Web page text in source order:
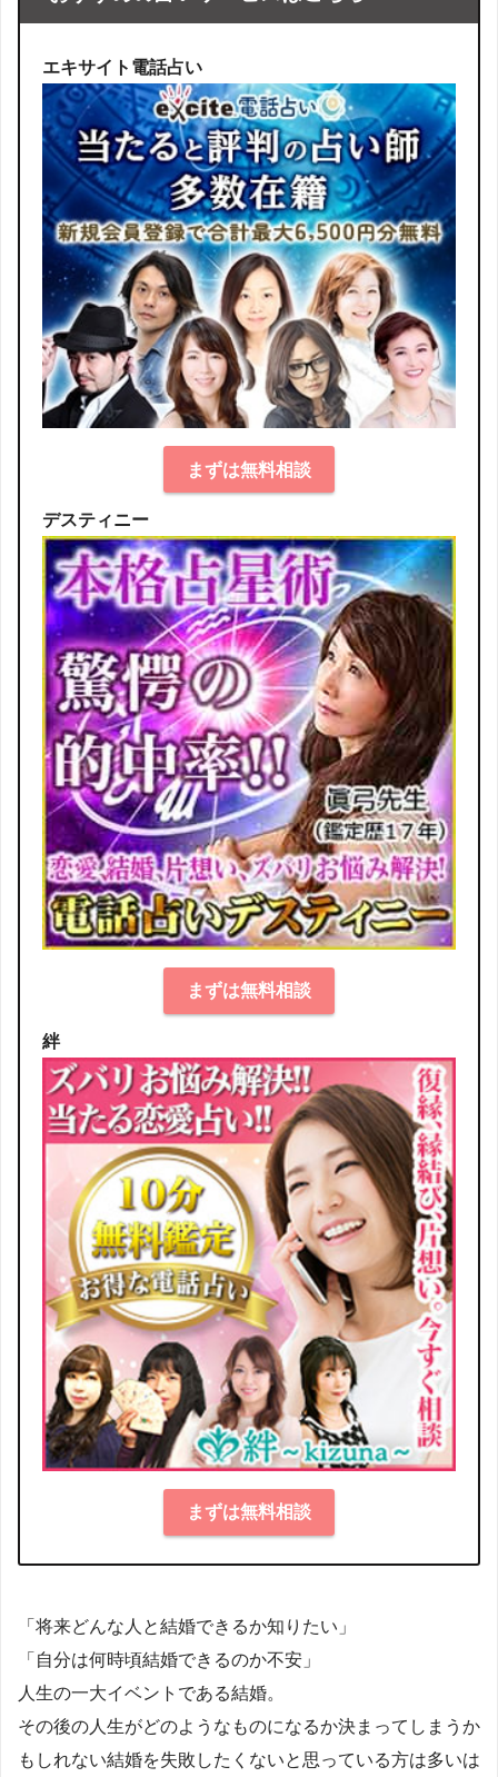
エキサイト電話占い
まずは無料相談
デスティニー
まずは無料相談
絆
まずは無料相談
「将来どんな人と結婚できるか知りたい」
「自分は何時頃結婚できるのか不安」
人生の一大イベントである結婚。
その後の人生がどのようなものになるか決まってしまうか
もしれない結婚を失敗したくないと思っている方は多いは